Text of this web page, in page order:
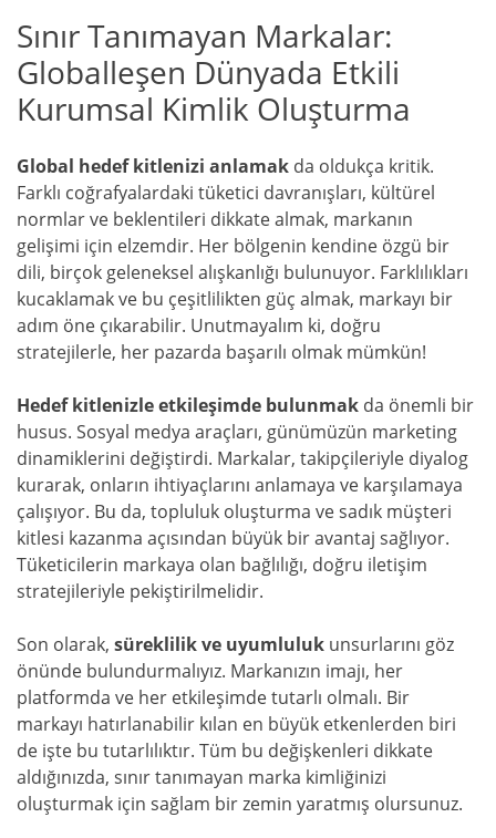
Sınır Tanımayan Markalar:
Globalleşen Dünyada Etkili
Kurumsal Kimlik Oluşturma
Global hedef kitlenizi anlamak da oldukça kritik.
Farklı coğrafyalardaki tüketici davranışları, kültürel
normlar ve beklentileri dikkate almak, markanın
gelişimi için elzemdir. Her bölgenin kendine özgü bir
dili, birçok geleneksel alışkanlığı bulunuyor. Farklılıkları
kucaklamak ve bu çeşitlilikten güç almak, markayı bir
adım öne çıkarabilir. Unutmayalım ki, doğru
stratejilerle, her pazarda başarılı olmak mümkün!
Hedef kitlenizle etkileşimde bulunmak da önemli bir
husus. Sosyal medya araçları, günümüzün marketing
dinamiklerini değiştirdi. Markalar, takipçileriyle diyalog
kurarak, onların ihtiyaçlarını anlamaya ve karşılamaya
çalışıyor. Bu da, topluluk oluşturma ve sadık müşteri
kitlesi kazanma açısından büyük bir avantaj sağlıyor.
Tüketicilerin markaya olan bağlılığı, doğru iletişim
stratejileriyle pekiştirilmelidir.
Son olarak, süreklilik ve uyumluluk unsurlarını göz
önünde bulundurmalıyız. Markanızın imajı, her
platformda ve her etkileşimde tutarlı olmalı. Bir
markayı hatırlanabilir kılan en büyük etkenlerden biri
de işte bu tutarlılıktır. Tüm bu değişkenleri dikkate
aldığınızda, sınır tanımayan marka kimliğinizi
oluşturmak için sağlam bir zemin yaratmış olursunuz.